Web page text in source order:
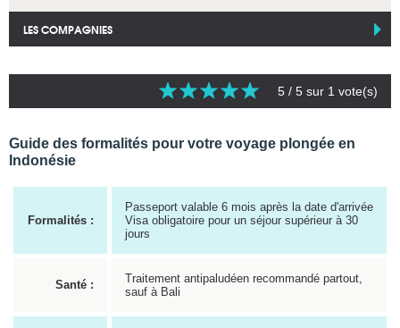
LES COMPAGNIES
5 / 5 sur 1 vote(s)
Guide des formalités pour votre voyage plongée en
Indonésie
Formalités :
Passeport valable 6 mois après la date d'arrivée
Visa obligatoire pour un séjour supérieur à 30
jours
Santé :
Traitement antipaludéen recommandé partout,
sauf à Bali